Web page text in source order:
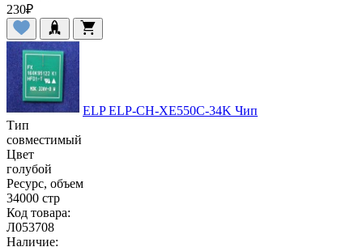
230₽
ELP ELP-CH-XE550C-34K Чип
Тип
совместимый
Цвет
голубой
Ресурс, объем
34000 стр
Код товара:
Л053708
Наличие: